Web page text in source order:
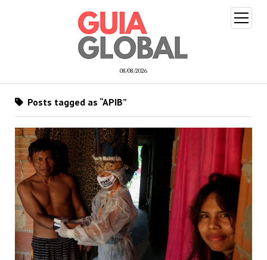
08/08/2026
open
menu
Posts tagged as “APIB”